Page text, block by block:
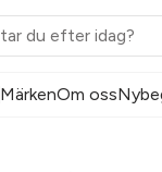
MärkenOm oss